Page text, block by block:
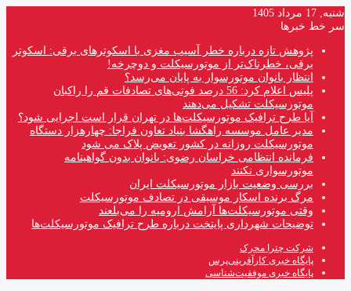
شنبه, 17 مرداد 1405
سر خط خبرها
پژوهش تازه درباره خطر آسیب مغزی با اسکوترهای برقی: اسکوتر
برقی، خطرناک‌تر از موتورسیکلت و دوچرخه!
انتظار بانوان موتورسوار به پایان می‌رسد؟
پلیس اعلام کرد: 56 درصد فوتی‌های تصادفات قم را راکبان
موتورسیکلت تشکیل می‌دهند
آیا طرح ترافیک موتورسیکلت‌ها در تهران قرار است اجرایی شود؟
مدیر عامل موسسه راهگشا بنیاد تعاون فراجا: چهارهزار دستگاه
موتورسیکلت روزانه در کشور تعویض پلاک می شود
فرمانده انتظامی خراسان رضوی: بانوان بدون گواهینامه
موتورسواری نکنند
بررسی وضعیت بازار موتورسیکلت ایران
مرگ برنده اسکار موسیقی در تصادف موتورسیکلت
وقتی موتورسیکلت‌ها آرامش ارومیه را می‌بلعند
توضیحات شهرداری پایتخت درباره طرح ترافیک موتورسیکلت‌ها
شرکت چترا محرک
پایگاه خبری کارآفرینی‌پرس
پایگاه خبری موفقیت‌شناسی